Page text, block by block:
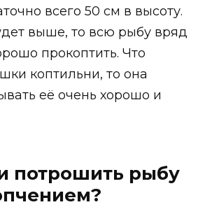
всего 50 см в высоту.
выше, то всю рыбу вряд
прокоптить. Что
коптильни, то она
её очень хорошо и
потрошить рыбу